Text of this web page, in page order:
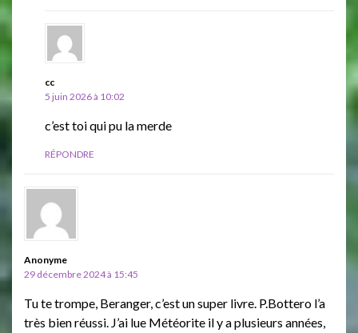
cc
5 juin 2026 à 10:02
c’est toi qui pu la merde
RÉPONDRE
Anonyme
29 décembre 2024 à 15:45
Tu te trompe, Beranger, c’est un super livre. P.Bottero l’a
très bien réussi. J’ai lue Météorite il y a plusieurs années,